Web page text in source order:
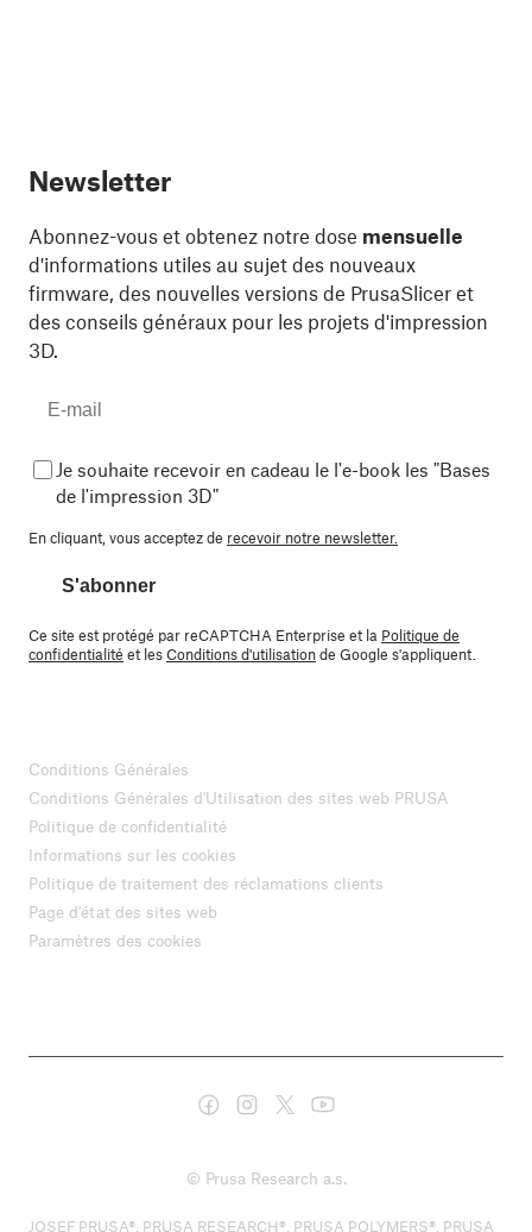
Newsletter
Abonnez-vous et obtenez notre dose mensuelle
d'informations utiles au sujet des nouveaux
firmware, des nouvelles versions de PrusaSlicer et
des conseils généraux pour les projets d'impression
3D.
Je souhaite recevoir en cadeau le l'e-book les "Bases
de l'impression 3D"
En cliquant, vous acceptez de recevoir notre newsletter.
S'abonner
Ce site est protégé par reCAPTCHA Enterprise et la Politique de
confidentialité et lesConditions d'utilisationde Google s'appliquent.
Conditions Générales
Conditions Générales d'Utilisation des sites web PRUSA
Politique de confidentialité
Informations sur les cookies
Politique de traitement des réclamations clients
Page d'état des sites web
Paramètres des cookies
© Prusa Research a.s.
JOSEF PRUSA®, PRUSA RESEARCH®, PRUSA POLYMERS®, PRUSA